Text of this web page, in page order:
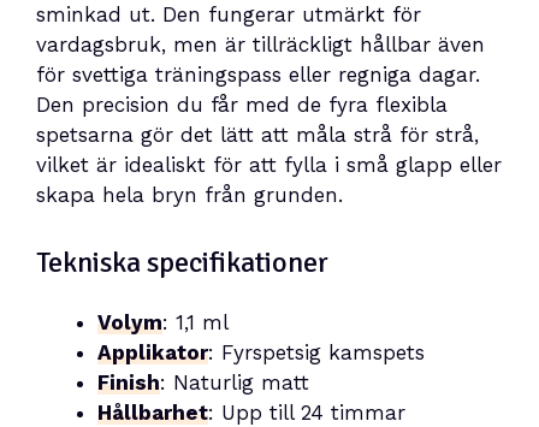
sminkad ut. Den fungerar utmärkt för
vardagsbruk, men är tillräckligt hållbar även
för svettiga träningspass eller regniga dagar.
Den precision du får med de fyra flexibla
spetsarna gör det lätt att måla strå för strå,
vilket är idealiskt för att fylla i små glapp eller
skapa hela bryn från grunden.
Tekniska specifikationer
Volym: 1,1 ml
Applikator: Fyrspetsig kamspets
Finish: Naturlig matt
Hållbarhet: Upp till 24 timmar